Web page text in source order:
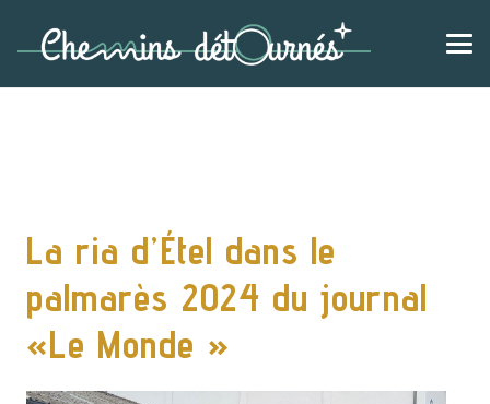
La ria d’Étel dans le
palmarès 2024 du journal
«Le Monde »